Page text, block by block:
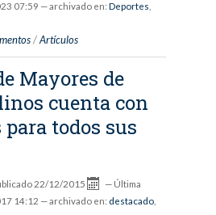
07:59 — archivado en: Deportes
/Artículos
Mayores de
cuenta con
todos sus
22/12/2015 — Última
14:12 — archivado en: destacado,